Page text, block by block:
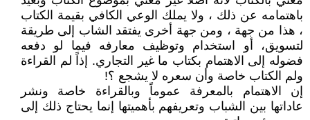
باهتمامه عن ذلك ، ولا يملك الوعي الكافي بقيمة الكتاب
، هذا من جهة ، ومن جهة أخرى يفتقد الشاب إلى طريقة
لتسويق، أو استخدام وتوظيف معارفه فيما لو دفعه
فضوله إلى الاهتمام بكتاب ما غير التجاري. إذاً لم القراءة
ولم الكتاب خاصة وأن سعره لا يشجع ؟!
إن الاهتمام بالمعرفة عموماً وبالقراءة خاصة ونشر
عاداتها بين الشباب وتعريفهم بأهميتها إنما يحتاج ذلك إلى